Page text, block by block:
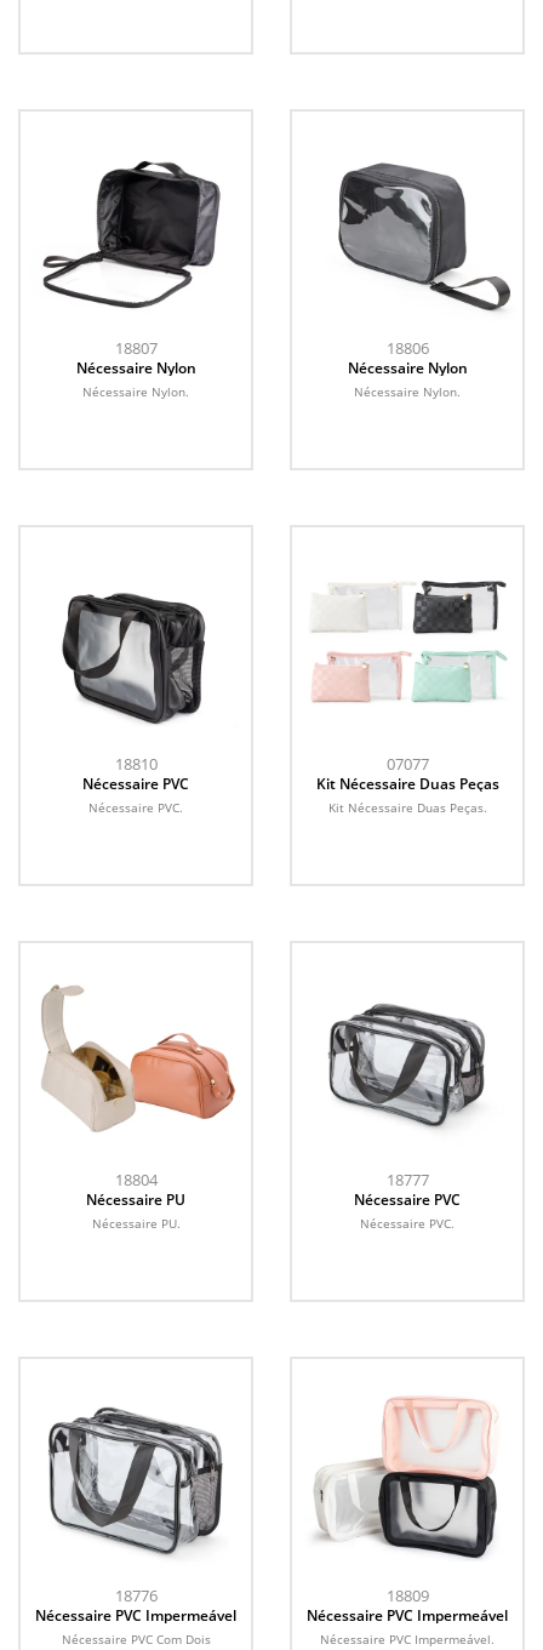
18807
Nécessaire Nylon
Nécessaire Nylon.
18806
Nécessaire Nylon
Nécessaire Nylon.
18810
Nécessaire PVC
Nécessaire PVC.
07077
Kit Nécessaire Duas Peças
Kit Nécessaire Duas Peças.
18804
Nécessaire PU
Nécessaire PU.
18777
Nécessaire PVC
Nécessaire PVC.
18776
Nécessaire PVC Impermeável
Nécessaire PVC Com Dois
18809
Nécessaire PVC Impermeável
Nécessaire PVC Impermeável.